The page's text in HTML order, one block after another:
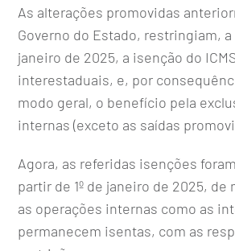
As alterações promovidas
Governo do Estado, restringiam, a
janeiro de 2025, a isenção do
interestaduais, e, por
modo geral, o benefício pela
internas (exceto as saídas
Agora, as referidas isenções
partir de 1º de janeiro de 2025, de
as operações internas como as
permanecem isentas, com as